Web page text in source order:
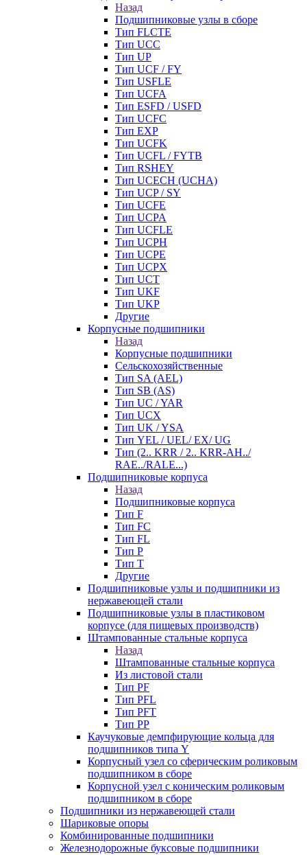
Назад
Подшипниковые узлы в сборе
Тип FLCTE
Тип UCC
Тип UP
Тип UCF / FY
Тип USFLE
Тип UCFA
Тип ESFD / USFD
Тип UCFC
Тип EXP
Тип UCFK
Тип UCFL / FYTB
Тип RSHEY
Тип UCECH (UCHA)
Тип UCP / SY
Тип UCFE
Тип UCPA
Тип UCFLE
Тип UCPH
Тип UCPE
Тип UCPX
Тип UCT
Тип UKF
Тип UKP
Другие
Корпусные подшипники
Назад
Корпусные подшипники
Сельскохозяйственные
Тип SA (AEL)
Тип SB (AS)
Тип UC / YAR
Тип UCX
Тип UK / YSA
Тип YEL / UEL/ EX/ UG
Тип (2.. KRR / 2.. KRR-AH../
RAE../RALE...)
Подшипниковые корпуса
Назад
Подшипниковые корпуса
Тип F
Тип FC
Тип FL
Тип P
Тип T
Другие
Подшипниковые узлы и подшипники из
нержавеющей стали
Подшипниковые узлы в пластиковом
корпусе (для пищевых производств)
Штампованные стальные корпуса
Назад
Штампованные стальные корпуса
Из листовой стали
Тип PF
Тип PFL
Тип PFT
Тип PP
Каучуковые демпфирующие кольца для
подшипников типа Y
Корпусный узел со сферическим роликовым
подшипником в сборе
Корпусной узел с коническим роликовым
подшипником в сборе
Подшипники из нержавеющей стали
Шариковые опоры
Комбинированные подшипники
Железнодорожные буксовые подшипники